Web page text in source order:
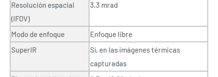
Resolución espacial
(IFOV)
3,3 mrad
Modo de enfoque
Enfoque libre
SuperIR
Sí, en las imágenes térmicas
capturadas